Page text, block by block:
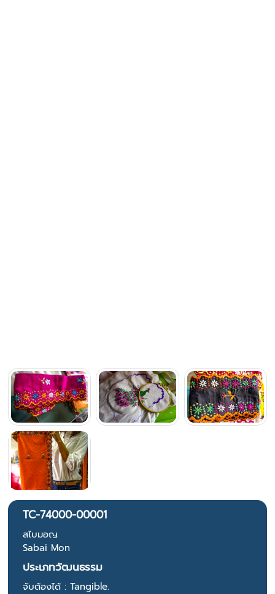
TC-74000-00001
สไบมอญ
Sabai Mon
ประเภทวัฒนธรรม
จับต้องได้ : Tangible.